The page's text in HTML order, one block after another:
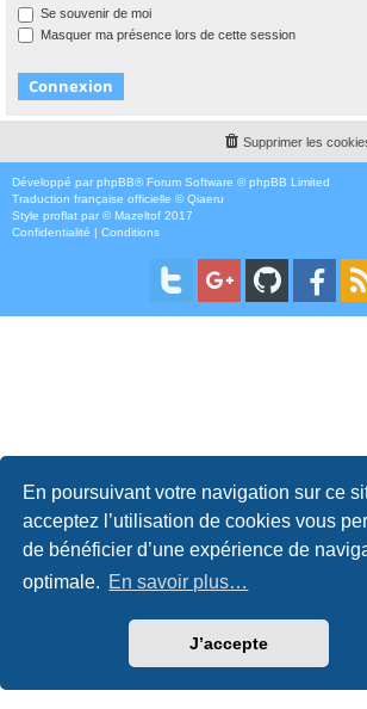
En poursuivant votre navigation sur ce
acceptez l’utilisation de cookies vous
de bénéficier d’une expérience de
optimale. En savoir plus…
J’accepte
Se souvenir de moi
Masquer ma présence lors de cette session
Supprimer les
Développé par phpBB® Forum Software © phpBB Limited
Traduction française officielle ©Qiaeru
Style proflat par ©Mazeltof 2017
Confidentialité | Conditions